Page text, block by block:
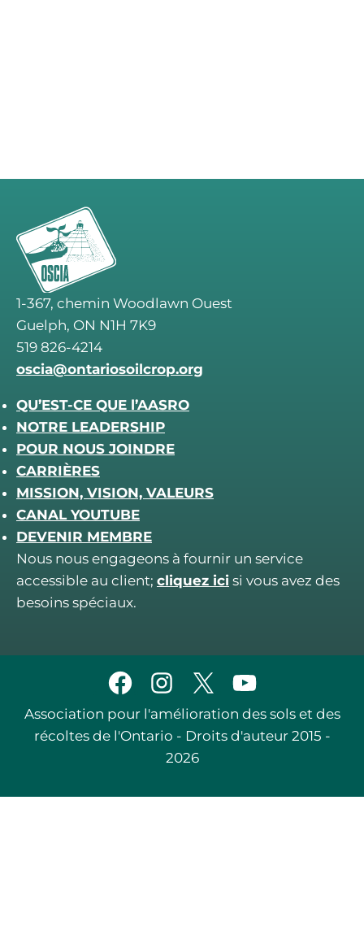
1-367, chemin Woodlawn Ouest
Guelph, ON N1H 7K9
519 826-4214
oscia@ontariosoilcrop.org
QU’EST-CE QUE l’AASRO
NOTRE LEADERSHIP
POUR NOUS JOINDRE
CARRIÈRES
MISSION, VISION, VALEURS
CANAL YOUTUBE
DEVENIR MEMBRE
Nous nous engageons à fournir un service
accessible au client; cliquez ici si vous avez des
besoins spéciaux.
Association pour l'amélioration des sols et des
récoltes de l'Ontario - Droits d'auteur 2015 -
2026